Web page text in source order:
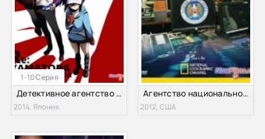
1-10 Серия
Детективное агентство Хаматора (2 Сезон) (2014)
2014, Япония
Агентство национальной безопасности. Кибер секреты Америки (2012)
2012, США